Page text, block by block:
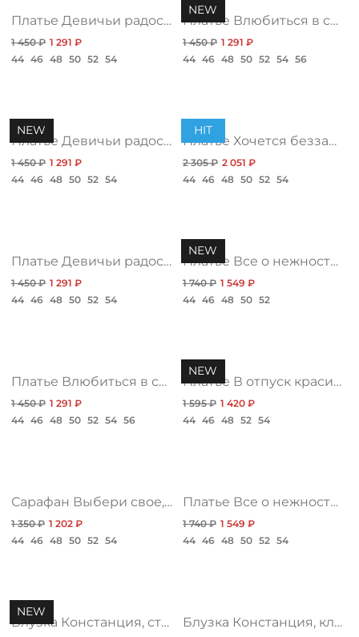
ДОСТАВКА
ОПЛАТА
МОСКВА
MANAGER@DSTREND.RU
/
Платье Девичьи радости, экстра
1 450 ₽ 1 291 ₽
44 46 48 50 52 54
NEW
Платье Влюбиться в себя, романтика нью
1 450 ₽ 1 291 ₽
44 46 48 50 52 54 56
NEW
Платье Девичьи радости, яркая
1 450 ₽ 1 291 ₽
44 46 48 50 52 54
HIT
Платье Хочется беззаботности, топ
2 305 ₽ 2 051 ₽
44 46 48 50 52 54
Платье Девичьи радости, позитив
1 450 ₽ 1 291 ₽
44 46 48 50 52 54
NEW
Платье Все о нежности, дивная нью
1 740 ₽ 1 549 ₽
44 46 48 50 52
Платье Влюбиться в себя, магия нью
1 450 ₽ 1 291 ₽
44 46 48 50 52 54 56
NEW
Платье В отпуск красивой, найт нью
1 595 ₽ 1 420 ₽
44 46 48 52 54
Сарафан Выбери свое, лайт хит
1 350 ₽ 1 202 ₽
44 46 48 50 52 54
Платье Все о нежности, шарм нью
1 740 ₽ 1 549 ₽
44 46 48 50 52 54
NEW
Блузка Констанция, статус нью Блузка Констанция, класс